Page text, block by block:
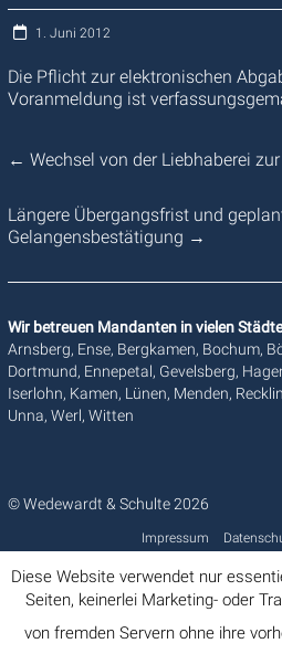
1. Juni 2012
Die Pflicht zur elektronischen
Voranmeldung ist
← Wechsel von der Liebhaberei
Längere Übergangsfrist und
Gelangensbestätigung →
Wir betreuen Mandanten in vielen
Arnsberg, Ense, Bergkamen, Bochum,
Dortmund, Ennepetal, Gevelsberg,
Iserlohn, Kamen, Lünen, Menden,
Unna, Werl, Witten
© Wedewardt & Schulte 2026
Impressum
Diese Website verwendet nur
Seiten, keinerlei Marketing- oder
von fremden Servern ohne ihre